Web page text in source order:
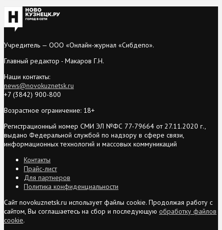
Учредитель — ООО «Онлайн-журнал «Сибдепо».
Главный редактор - Макаров Г.Н.
Наши контакты:
news@novokuznetsk.ru
+7 (3842) 900-800
Возрастное ограничение: 18+
Регистрационный номер СМИ ЭЛ №ФС 77-79664 от 27.11.2020 г.,
выдано Федеральной службой по надзору в сфере связи,
информационных технологий и массовых коммуникаций
Контакты
Прайс-лист
Для партнеров
Политика конфиденциальности
Сайт novokuznetsk.ru использует файлы cookie. Продолжая работу с
сайтом, Вы соглашаетесь на сбор и последующую обработку файлов
cookie.